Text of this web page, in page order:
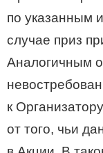
по указанным
случае приз
Аналогичным
к
от того, чьи